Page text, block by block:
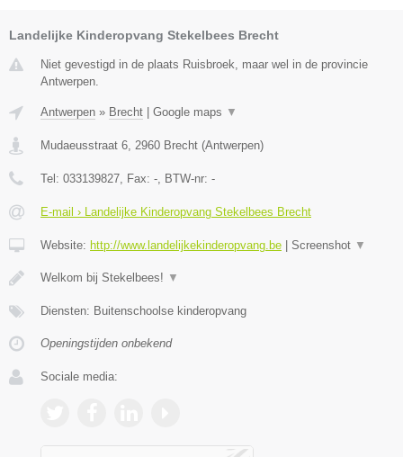
Landelijke Kinderopvang Stekelbees Brecht
Niet gevestigd in de plaats Ruisbroek, maar wel in de provincie
Antwerpen.
Antwerpen » Brecht Google maps ▼
Mudaeusstraat 6, 2960 Brecht (Antwerpen)
Tel: 033139827, Fax: -, BTW-nr: -
E-mail › Landelijke Kinderopvang Stekelbees Brecht
Website: http://www.landelijkekinderopvang.be Screenshot ▼
Welkom bij Stekelbees! ▼
Diensten: Buitenschoolse kinderopvang
Openingstijden onbekend
Sociale media: